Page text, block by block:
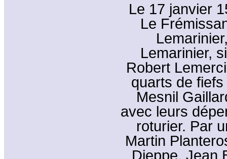
Le 17 janvier
Le
Lemarinier,
Robert
quarts de fiefs
Mesnil
avec leurs
roturier. Par
Martin
Dieppe, Jean